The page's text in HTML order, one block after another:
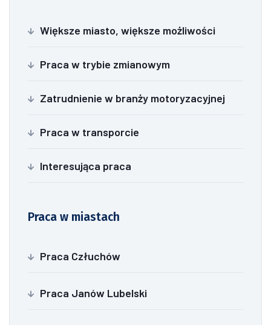
Większe miasto, większe możliwości
Praca w trybie zmianowym
Zatrudnienie w branży motoryzacyjnej
Praca w transporcie
Interesująca praca
Praca w miastach
Praca Człuchów
Praca Janów Lubelski